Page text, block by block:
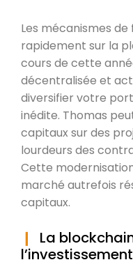
Les mécanismes
rapidement sur la
cours de cette
décentralisée et
diversifier votre
inédite. Thomas
capitaux sur des
lourdeurs des
Cette
marché autrefois
capitaux.
La
l’investissement